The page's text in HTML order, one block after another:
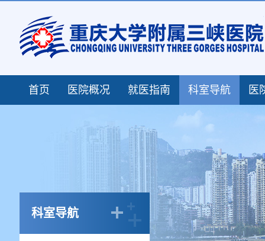
首页 医院概况 就医指南 科室导航 医
科室导航